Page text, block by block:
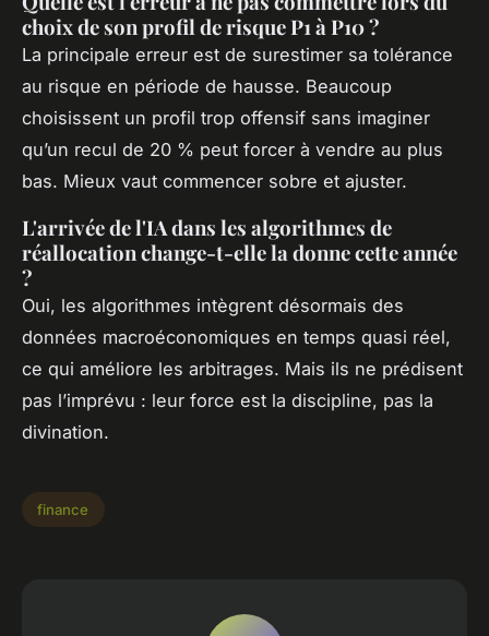
choix de son profil de risque P1 à P10 ?
La principale erreur est de surestimer sa tolérance
au risque en période de hausse. Beaucoup
choisissent un profil trop offensif sans imaginer
qu’un recul de 20 % peut forcer à vendre au plus
bas. Mieux vaut commencer sobre et ajuster.
L'arrivée de l'IA dans les algorithmes de
réallocation change-t-elle la donne cette année
?
Oui, les algorithmes intègrent désormais des
données macroéconomiques en temps quasi réel,
ce qui améliore les arbitrages. Mais ils ne prédisent
pas l’imprévu : leur force est la discipline, pas la
divination.
finance